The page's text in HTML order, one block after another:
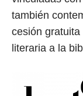
también
cesión
literaria a la